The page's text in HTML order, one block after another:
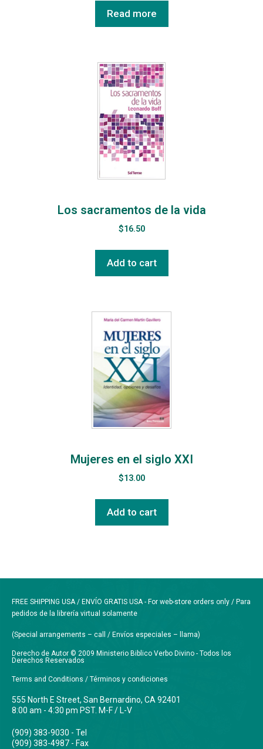
Read more
Los sacramentos de la vida
$16.50
Add to cart
Mujeres en el siglo XXI
$13.00
Add to cart
FREE SHIPPING USA / ENVÍO GRATIS USA - For web-store orders only / Para
pedidos de la librería virtual solamente
(Special arrangements – call / Envíos especiales – llama)
Derecho de Autor © 2009 Ministerio Biblico Verbo Divino - Todos los
Derechos Reservados
Terms and Conditions / Términos y condiciones
555 North E Street, San Bernardino, CA 92401
8:00 am - 4:30 pm PST. M-F / L-V
(909) 383-9030 - Tel
(909) 383-4987 - Fax